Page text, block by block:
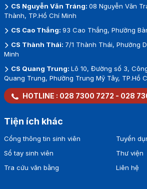
CS Nguyễn Văn Tráng: 08 Nguyễn Văn
Thành, TP.Hồ Chí Minh
CS Cao Thắng: 93 Cao Thắng, Phường
CS Thành Thái: 7/1 Thành Thái, Phường
Minh
CS Quang Trung: Lô 10, Đường số 3,
Quang Trung, Phường Trung Mỹ Tây, TP.Hồ
HOTLINE : 028 7300 7272 - 028
Tiện ích khác
Cổng thông tin sinh viên
Sổ tay sinh viên
Tra cứu văn bằng
Tuyển
Thư viện
Liên hệ